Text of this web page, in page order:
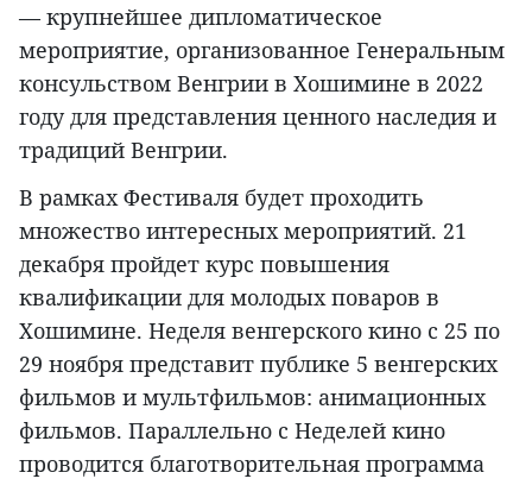
— крупнейшее дипломатическое
мероприятие, организованное Генеральным
консульством Венгрии в Хошимине в 2022
году для представления ценного наследия и
традиций Венгрии.
В рамках Фестиваля будет проходить
множество интересных мероприятий. 21
декабря пройдет курс повышения
квалификации для молодых поваров в
Хошимине. Неделя венгерского кино с 25 по
29 ноября представит публике 5 венгерских
фильмов и мультфильмов: анимационных
фильмов. Параллельно с Неделей кино
проводится благотворительная программа